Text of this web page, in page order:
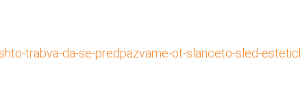
trabva-da-se-predpazvame-ot-slanceto-sled-